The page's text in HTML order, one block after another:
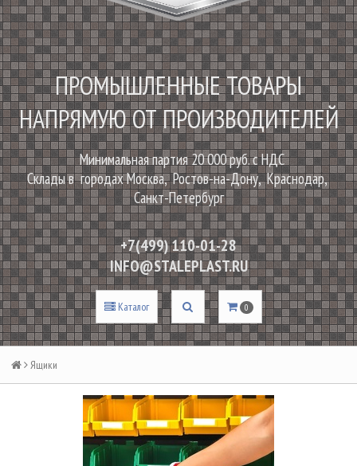
ПРОМЫШЛЕННЫЕ ТОВАРЫ
НАПРЯМУЮ ОТ ПРОИЗВОДИТЕЛЕЙ
Минимальная партия 20 000 руб. с НДС
Склады в городах Москва, Ростов-на-Дону, Краснодар,
Санкт-Петербург
+7(499) 110-01-28
INFO@STALEPLAST.RU
Каталог 0
Ящики